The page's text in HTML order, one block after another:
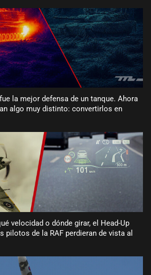
la mejor defensa de un tanque. Ahora
algo muy distinto: convertirlos en
velocidad o dónde girar, el Head-Up
pilotos de la RAF perdieran de vista al